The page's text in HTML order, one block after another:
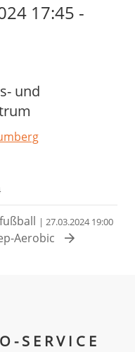
17:45 -
und
| 27.03.2024 19:00
Aerobic
SERVICE